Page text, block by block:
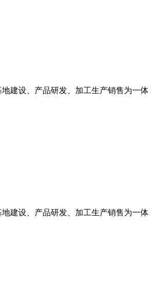
建设、产品研发、加工生产销售为一体
建设、产品研发、加工生产销售为一体